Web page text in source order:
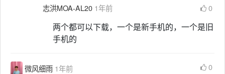
志洪MOA-AL20 1年前 0
两个都可以下载，一个是新手机的，一个是旧
手机的
微风细雨 1年前 0